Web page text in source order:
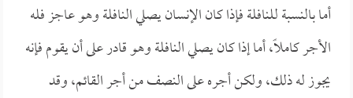
أما بالنسبة للنافلة فإذا كان الإنسان يصلي النافلة وهو عاجز فله
الأجر كاملاً، أما إذا كان يصلي النافلة وهو قادر على أن يقوم فإنه
يجوز له ذلك، ولكن أجره على النصف من أجر القائم، وقد